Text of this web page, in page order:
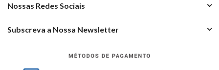
Nossas Redes Sociais
Subscreva a Nossa Newsletter